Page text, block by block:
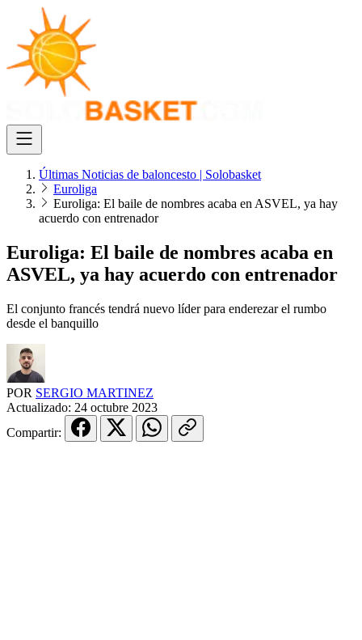
Últimas Noticias de baloncesto | Solobasket
Euroliga
Euroliga: El baile de nombres acaba en ASVEL, ya hay
acuerdo con entrenador
Euroliga: El baile de nombres acaba en
ASVEL, ya hay acuerdo con entrenador
El conjunto francés tendrá nuevo líder para enderezar el rumbo
desde el banquillo
POR SERGIO MARTINEZ
Actualizado: 24 octubre 2023
Compartir: